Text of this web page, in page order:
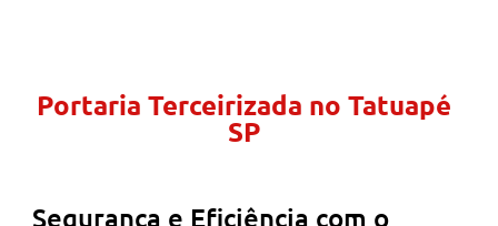
Portaria Terceirizada no Tatuapé
SP
Segurança e Eficiência com o